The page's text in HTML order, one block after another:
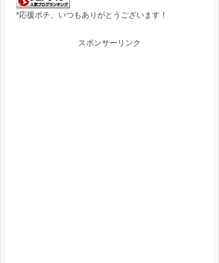
*応援ポチ、いつもありがとうございます！
スポンサーリンク